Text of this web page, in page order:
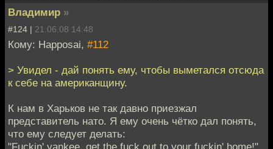
Владимир »
#124 | 21.06.08 14:48
Кому: Happosai, #112
> Увидел - дай понять ему, чтобы выметался отсюда
к себе на американщину.
К нам в Харьков не так давно приезжал
представитель нато. Я ему очень чётко дал понять,
что ему следует делать:
"Fuckin' yankee, get the fuck out to your fuckin' home!"